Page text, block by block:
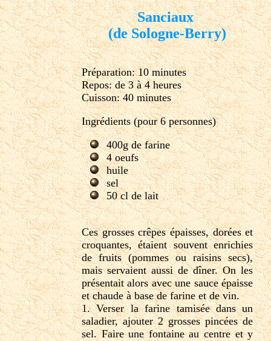
Sanciaux
(de Sologne-Berry)
Préparation: 10 minutes
Repos: de 3 à 4 heures
Cuisson: 40 minutes
Ingrédients (pour 6 personnes)
400g de farine
4 oeufs
huile
sel
50 cl de lait
Ces grosses crêpes épaisses, dorées et
croquantes, étaient souvent enrichies
de fruits (pommes ou raisins secs),
mais servaient aussi de dîner. On les
présentait alors avec une sauce épaisse
et chaude à base de farine et de vin.
1. Verser la farine tamisée dans un
saladier, ajouter 2 grosses pincées de
sel. Faire une fontaine au centre et y